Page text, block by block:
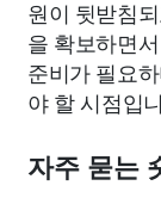
원이 뒷받침
을 확보하면
준비가 필요
야 할 시점입
자주 묻는